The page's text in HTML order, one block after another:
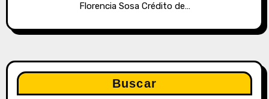
Florencia Sosa Crédito de…
Buscar